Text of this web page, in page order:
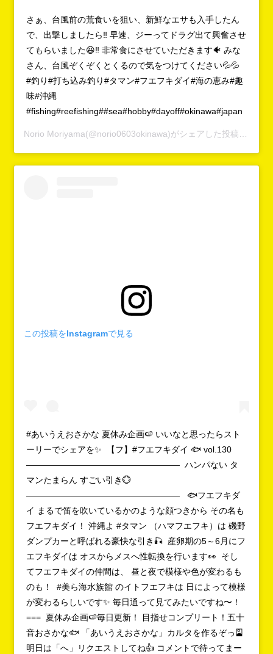
さぁ、台風前の荒食いを狙い、新鮮なエサも入手したん
で、出撃しましたら‼️ 早速、ジーってドラグ出て興奮させ
てもらいました😆‼️ 非常食にさせていただきます🐠 みな
さん、台風ぞくぞくとくるので気をつけてください💦💦
#釣り#打ち込み釣り#タマン#フエフキダイ#海の恵み#趣
味#沖縄
#fishing#reefishing##sea#hobby#dayoff#okinawa#japan
Norio Moriyama(@norio0603okinawa)がシェアした投稿 -
この投稿をInstagramで見る
#あいうえおさかな 夏休み企画🍉 いいなと思ったらスト
ーリーでシェアを✨ 【フ】#フエフキダイ 🐟 vol.130
—————————————————— ハンパない タ
マンたまらん すごい引き💮
—————————————————— 🐟フエフキダ
イ まるで笛を吹いているかのような顔つきから その名も
フエフキダイ！ 沖縄よ #タマン （ハマフエフキ）は 磯野
ダンプカーと呼ばれる豪快な引き🎣 産卵期の5～6月にフ
エフキダイは オスからメスへ性転換を行います👀 そし
てフエフキダイの仲間は、 昼と夜で模様や色が変わるも
のも！ #美ら海水族館 のイトフエフキは 日によって模様
が変わるらしいです✨ 毎日通って見てみたいですね〜！
=== 夏休み企画🍉毎日更新！ 目指せコンプリート！五十
音おさかな🐟 「あいうえおさかな」カルタを作るぞっ🎴
明日は「へ」リクエストしてね👍 コメントで待ってまー